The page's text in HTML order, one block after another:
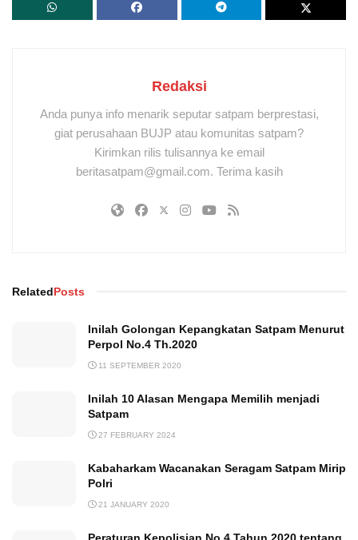
Redaksi
Anda punya info menarik seputar satpam berprestasi,
giat perusahaan BUJP atau komunitas satpam?
Kirimkan rilis tulisannya ke email
beritasatpam@gmail.com. Terima kasih
RelatedPosts
Inilah Golongan Kepangkatan Satpam Menurut
Perpol No.4 Th.2020
11 SEPTEMBER 2020
Inilah 10 Alasan Mengapa Memilih menjadi
Satpam
27 FEBRUARY 2024
Kabaharkam Wacanakan Seragam Satpam Mirip
Polri
21 JANUARY 2020
Peraturan Kepolisian No.4 Tahun 2020 tentang